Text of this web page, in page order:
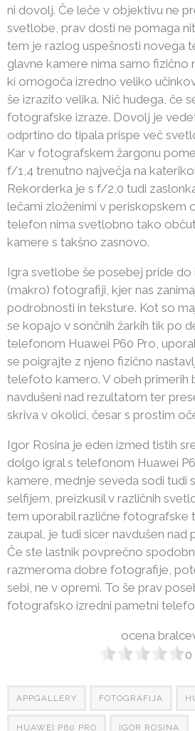
ni dovolj. Če leče v objektivu ne
svetlobe, prav dosti ne pomaga
tem je razlog uspešnosti novega
glavne kamere nima samo fizično
ki omogoča izredno veliko
še izrazito velika. Nič hudega, če
fotografske izraze. Dovolj je
odprtino do tipala prispe več
Kar v fotografskem žargonu
f/1,4 trenutno največja na
Rekorderka je s f/2,0 tudi
lečami zloženimi v periskopskem
telefon nima svetlobno tako
kamere s takšno zasnovo.
Igra svetlobe še posebej pride do
(makro) fotografiji, kjer nas
podrobnosti in teksture. Kot so
se kopajo v sončnih žarkih tik po
telefonom Huawei P60 Pro,
se poigrajte z njeno fizično
telefoto kamero. V obeh primerih
navdušeni nad rezultatom ter
skriva v okolici, česar s prostim
Igor Rosina je eden izmed tistih
dolgo igral s telefonom Huawei
kamere, mednje seveda sodi tudi
selfijem, preizkusil v različnih
tem uporabil različne fotografske
zaupal, je tudi sicer navdušen nad
Če ste lastnik povprečno
razmeroma dobre fotografije,
sebi, ne v opremi. To še prav
fotografsko izredni pametni
ocena
0
APPGALLERY FOTOGRAFIJA
HUAWEI P60 PRO IGOR ROSINA